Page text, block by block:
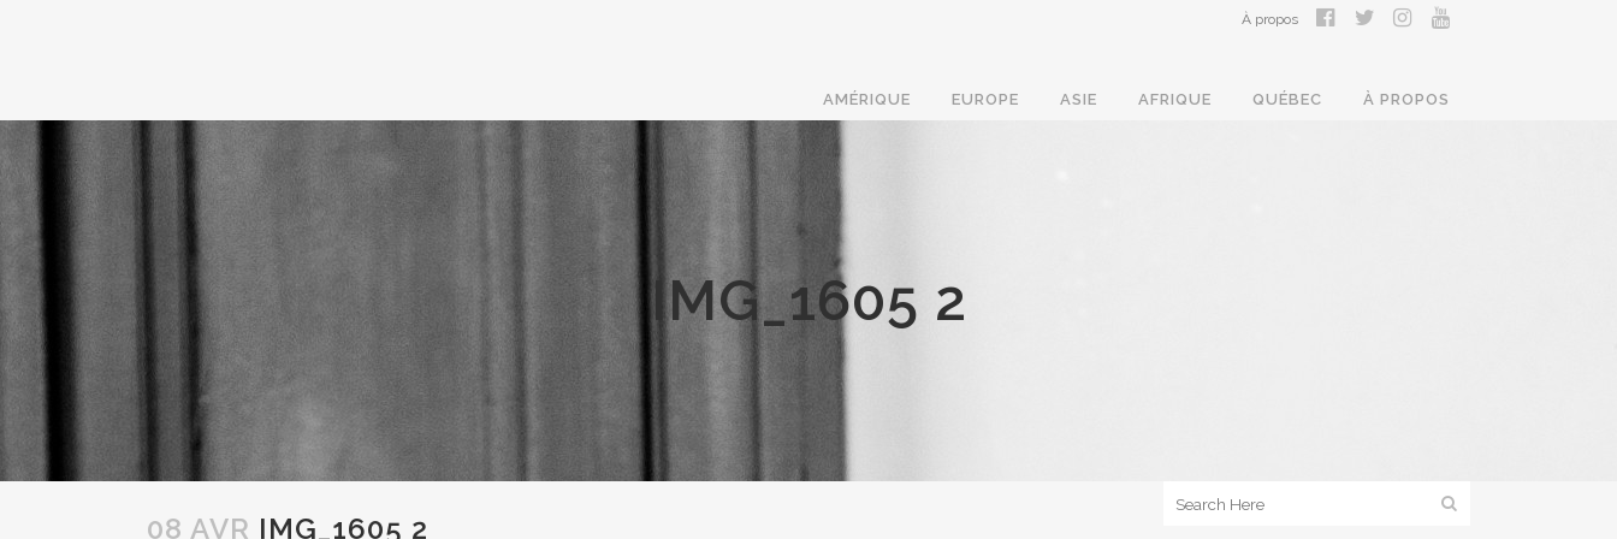
À propos
AMÉRIQUE EUROPE ASIE AFRIQUE QUÉBEC À PROPOS
IMG_1605 2
08 AVR IMG_1605 2